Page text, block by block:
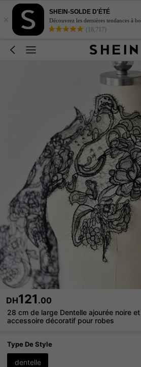
×
SHEIN-SOLDE D'ÉTÉ
Découvrez les dernières tendances à
(18,717)
DH121 .00
28 cm de large Dentelle ajourée noire
accessoire décoratif pour robes
Type De Style
dentelle